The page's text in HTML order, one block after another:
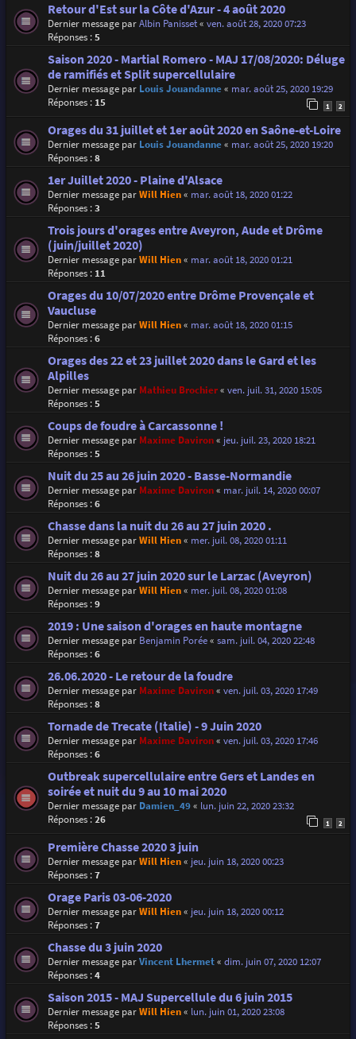
Retour d'Est sur la Côte d'Azur - 4 août 2020
Dernier message parAlbin Panisset« ven. août 28, 2020 07:23
Réponses :5
Saison 2020 - Martial Romero - MAJ 17/08/2020: Déluge
de ramifiés et Split supercellulaire
Dernier message par Louis Jouandanne« mar. août 25, 2020 19:29
Réponses : 15 1 2
Orages du 31 juillet et 1er août 2020 en Saône-et-Loire
Dernier message par Louis Jouandanne« mar. août 25, 2020 19:20
Réponses :8
1er Juillet 2020 - Plaine d'Alsace
Dernier message parWill Hien« mar. août 18, 2020 01:22
Réponses :3
Trois jours d'orages entre Aveyron, Aude et Drôme
(juin/juillet 2020)
Dernier message parWill Hien« mar. août 18, 2020 01:21
Réponses : 11
Orages du 10/07/2020 entre Drôme Provençale et
Vaucluse
Dernier message parWill Hien« mar. août 18, 2020 01:15
Réponses :6
Orages des 22 et 23 juillet 2020 dans le Gard et les
Alpilles
Dernier message par Mathieu Brochier« ven. juil. 31, 2020 15:05
Réponses :5
Coups de foudre à Carcassonne !
Dernier message par Maxime Daviron« jeu. juil. 23, 2020 18:21
Réponses :5
Nuit du 25 au 26 juin 2020 - Basse-Normandie
Dernier message par Maxime Daviron« mar. juil. 14, 2020 00:07
Réponses :6
Chasse dans la nuit du 26 au 27 juin 2020 .
Dernier message parWill Hien« mer. juil. 08, 2020 01:11
Réponses :8
Nuit du 26 au 27 juin 2020 sur le Larzac (Aveyron)
Dernier message parWill Hien« mer. juil. 08, 2020 01:08
Réponses :9
2019 : Une saison d'orages en haute montagne
Dernier message par Benjamin Porée« sam. juil. 04, 2020 22:48
Réponses :6
26.06.2020 - Le retour de la foudre
Dernier message par Maxime Daviron« ven. juil. 03, 2020 17:49
Réponses :8
Tornade de Trecate (Italie) - 9 Juin 2020
Dernier message par Maxime Daviron« ven. juil. 03, 2020 17:46
Réponses :6
Outbreak supercellulaire entre Gers et Landes en
soirée et nuit du 9 au 10 mai 2020
Dernier message par Damien_49« lun. juin 22, 2020 23:32
Réponses :26 1 2
Première Chasse 2020 3 juin
Dernier message parWill Hien« jeu. juin 18, 2020 00:23
Réponses :7
Orage Paris 03-06-2020
Dernier message parWill Hien« jeu. juin 18, 2020 00:12
Réponses :7
Chasse du 3 juin 2020
Dernier message parVincent Lhermet« dim. juin 07, 2020 12:07
Réponses :4
Saison 2015 - MAJ Supercellule du 6 juin 2015
Dernier message parWill Hien« lun. juin 01, 2020 23:08
Réponses :5